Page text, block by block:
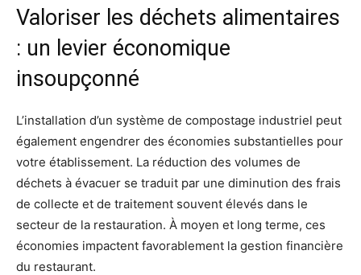
Valoriser les déchets alimentaires
: un levier économique
insoupçonné
L’installation d’un système de compostage industriel peut
également engendrer des économies substantielles pour
votre établissement. La réduction des volumes de
déchets à évacuer se traduit par une diminution des frais
de collecte et de traitement souvent élevés dans le
secteur de la restauration. À moyen et long terme, ces
économies impactent favorablement la gestion financière
du restaurant.